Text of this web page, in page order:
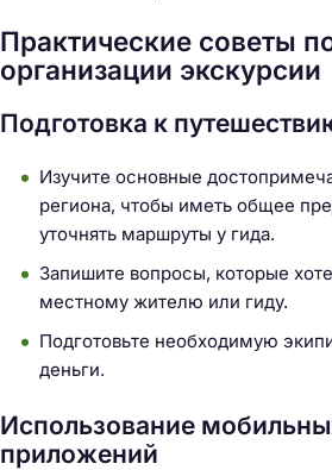
Практические советы
организации экскурсии
Подготовка к
Изучите основные
региона, чтобы иметь общее
уточнять маршруты у гида.
Запишите вопросы, которые
местному жителю или гиду.
Подготовьте необходимую
деньги.
Использование
приложений
а
и